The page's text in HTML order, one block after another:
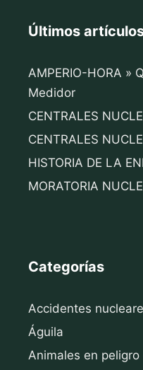
Últimos
AMPERIO-HORA »
Medidor
CENTRALES
CENTRALES
HISTORIA DE LA
MORATORIA
Categorías
Accidentes
Águila
Animales en